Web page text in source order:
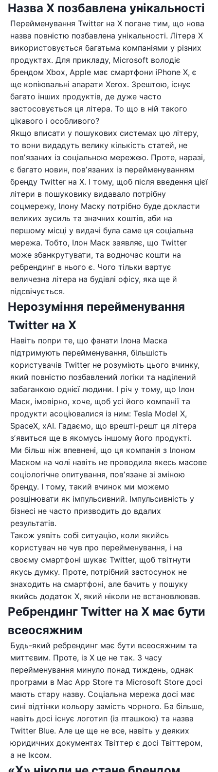
Назва X позбавлена унікальності
Перейменування Twitter на X погане тим, що нова
назва повністю позбавлена унікальності. Літера X
використовується багатьма компаніями у різних
продуктах. Для прикладу, Microsoft володіє
брендом Xbox, Apple має смартфони iPhone X, є
ще копіювальні апарати Xerox. Зрештою, існує
багато інших продуктів, де дуже часто
застосовується ця літера. То що в ній такого
цікавого і особливого?
Якщо вписати у пошукових системах цю літеру,
то вони видадуть велику кількість статей, не
повʼязаних із соціальною мережею. Проте, наразі,
є багато новин, повʼязаних із перейменуванням
бренду Twitter на X. І тому, щоб після введення цієї
літери в пошуковику видавало потрібну
соцмережу, Ілону Маску потрібно буде докласти
великих зусиль та значних коштів, аби на
першому місці у видачі була саме ця соціальна
мережа. Тобто, Ілон Маск заявляє, що Twitter
може збанкрутувати, та водночас кошти на
ребрендинг в нього є. Чого тільки вартує
величезна літера на будівлі офісу, яка ще й
підсвічується.
Нерозуміння перейменування
Twitter на X
Навіть попри те, що фанати Ілона Маска
підтримують перейменування, більшість
користувачів Twitter не розуміють цього вчинку,
який повністю позбавлений логіки та наділений
забаганкою однієї людини. І річ у тому, що Ілон
Маск, імовірно, хоче, щоб усі його компанії та
продукти асоціювалися із ним: Tesla Model X,
SpaceX, xAI. Гадаємо, що врешті-решт ця літера
зʼявиться ще в якомусь іншому його продукті.
Ми більш ніж впевнені, що ця компанія з Ілоном
Маском на чолі навіть не проводила якесь масове
соціологічне опитування, повʼязане зі зміною
бренду. І тому, такий вчинок ми можемо
розцінювати як імпульсивний. Імпульсивність у
бізнесі не часто призводить до вдалих
результатів.
Також уявіть собі ситуацію, коли якийсь
користувач не чув про перейменування, і на
своєму смартфоні шукає Twitter, щоб твітнути
якусь думку. Проте, потрібний застосунок не
знаходить на смартфоні, але бачить у пошуку
якийсь додаток X, який ніколи не встановлював.
Ребрендинг Twitter на X має бути
всеосяжним
Будь-який ребрендинг має бути всеосяжним та
миттєвим. Проте, із X це не так. З часу
перейменування минуло понад тиждень, однак
програми в Mac App Store та Microsoft Store досі
мають стару назву. Соціальна мережа досі має
сині відтінки кольору замість чорного. Ба більше,
навіть досі існує логотип (із пташкою) та назва
Twitter Blue. Але це ще не все, навіть у деяких
юридичних документах Твіттер є досі Твіттером,
а не Іксом.